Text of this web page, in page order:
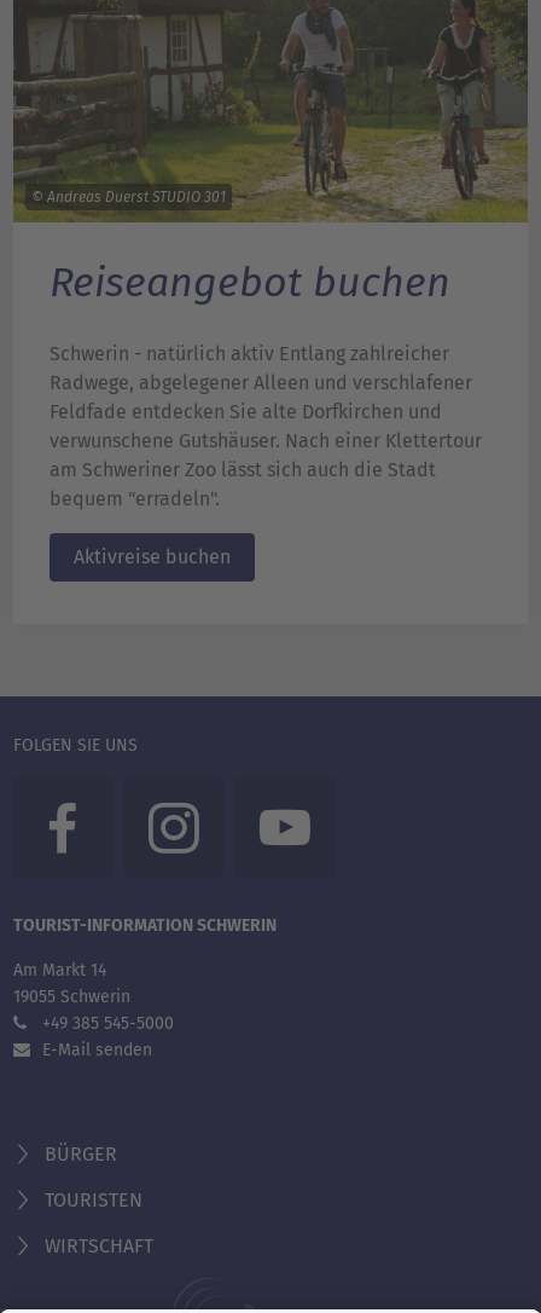
© Andreas Duerst STUDIO 301
Reiseangebot buchen
Schwerin - natürlich aktiv Entlang zahlreicher
Radwege, abgelegener Alleen und verschlafener
Feldfade entdecken Sie alte Dorfkirchen und
verwunschene Gutshäuser. Nach einer Klettertour
am Schweriner Zoo lässt sich auch die Stadt
bequem "erradeln".
Aktivreise buchen
FOLGEN SIE UNS
TOURIST-INFORMATION SCHWERIN
Am Markt 14
19055 Schwerin
+49 385 545-5000
E-Mail senden
BÜRGER
TOURISTEN
WIRTSCHAFT